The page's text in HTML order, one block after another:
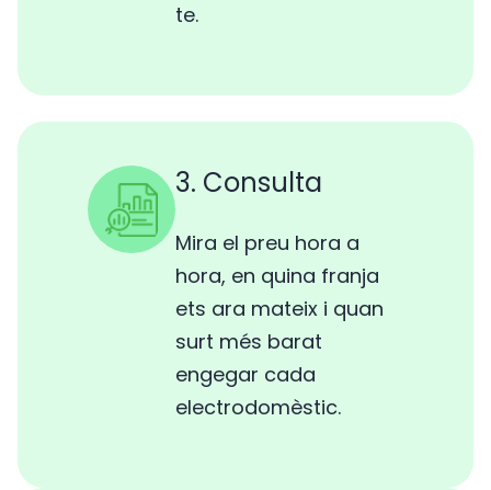
te.
3. Consulta
Mira el preu hora a
hora, en quina franja
ets ara mateix i quan
surt més barat
engegar cada
electrodomèstic.